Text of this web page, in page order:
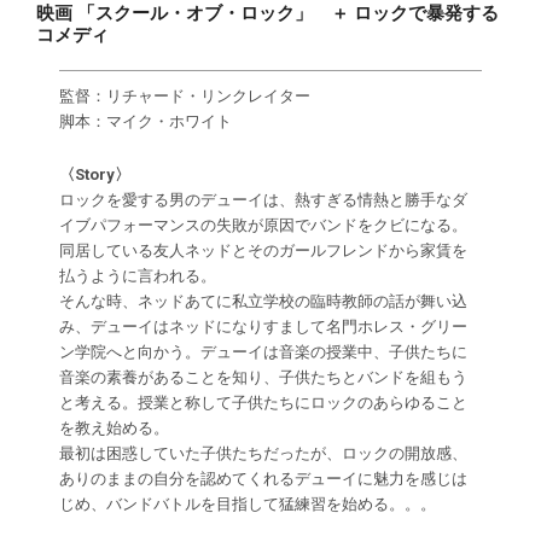
映画 「スクール・オブ・ロック」 ＋ ロックで暴発する
コメディ
監督：リチャード・リンクレイター
脚本：マイク・ホワイト
〈Story〉
ロックを愛する男のデューイは、熱すぎる情熱と勝手なダ
イブパフォーマンスの失敗が原因でバンドをクビになる。
同居している友人ネッドとそのガールフレンドから家賃を
払うように言われる。
そんな時、ネッドあてに私立学校の臨時教師の話が舞い込
み、デューイはネッドになりすまして名門ホレス・グリー
ン学院へと向かう。デューイは音楽の授業中、子供たちに
音楽の素養があることを知り、子供たちとバンドを組もう
と考える。授業と称して子供たちにロックのあらゆること
を教え始める。
最初は困惑していた子供たちだったが、ロックの開放感、
ありのままの自分を認めてくれるデューイに魅力を感じは
じめ、バンドバトルを目指して猛練習を始める。。。